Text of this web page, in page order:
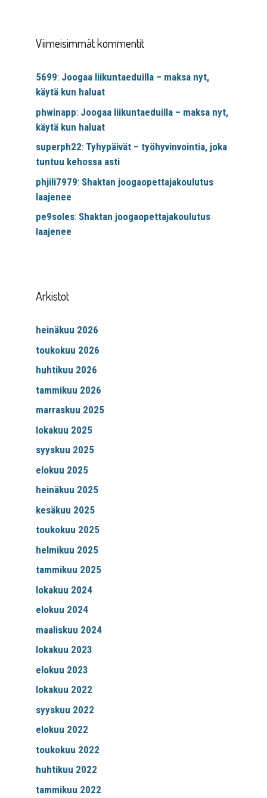
Viimeisimmät kommentit
5699: Joogaa liikuntaeduilla – maksa nyt,
käytä kun haluat
phwinapp: Joogaa liikuntaeduilla – maksa nyt,
käytä kun haluat
superph22: Tyhypäivät – työhyvinvointia, joka
tuntuu kehossa asti
phjili7979: Shaktan joogaopettajakoulutus
laajenee
pe9soles: Shaktan joogaopettajakoulutus
laajenee
Arkistot
heinäkuu 2026
toukokuu 2026
huhtikuu 2026
tammikuu 2026
marraskuu 2025
lokakuu 2025
syyskuu 2025
elokuu 2025
heinäkuu 2025
kesäkuu 2025
toukokuu 2025
helmikuu 2025
tammikuu 2025
lokakuu 2024
elokuu 2024
maaliskuu 2024
lokakuu 2023
elokuu 2023
lokakuu 2022
syyskuu 2022
elokuu 2022
toukokuu 2022
huhtikuu 2022
tammikuu 2022